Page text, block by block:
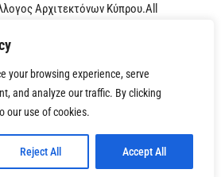
your browsing experience, serve
and analyze our traffic. By clicking
our use of cookies.
Reject All Accept All
Αρχιτεκτόνων Κύπρου.All